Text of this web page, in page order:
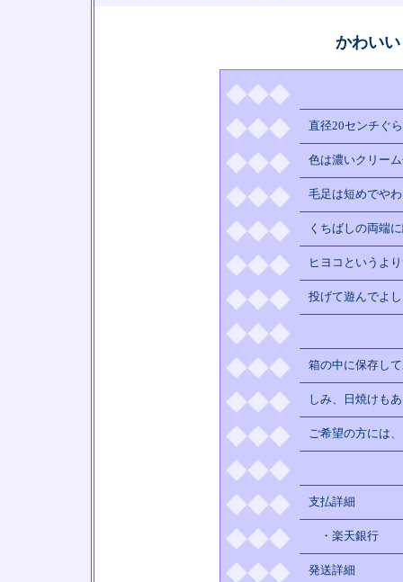
かわい
◆◆◆
◆◆◆
直径20センチぐ
◆◆◆ 色は濃いクリー
◆◆◆ 毛足は短めでや
◆◆◆ くちばしの両端
◆◆◆ ヒヨコというよ
◆◆◆ 投げて遊んでよ
◆◆◆
◆◆◆
箱の中に保存し
◆◆◆ しみ、日焼けも
◆◆◆ ご希望の方には
◆◆◆
◆◆◆
支払詳細
◆◆◆ ・楽天銀行
◆◆◆ 発送詳細